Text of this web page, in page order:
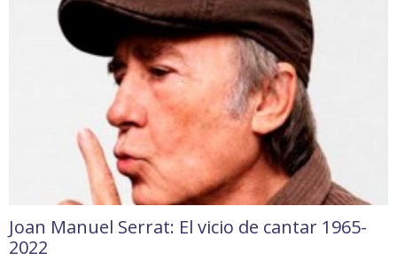
Joan Manuel Serrat: El vicio de cantar 1965-
2022